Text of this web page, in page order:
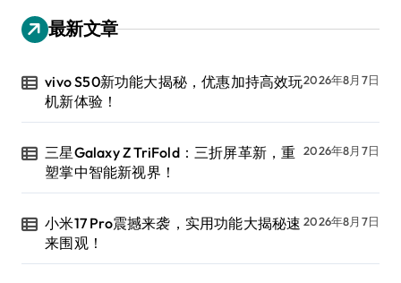
最新文章
vivo S50新功能大揭秘，优惠加持高效玩
机新体验！
2026年8月7日
三星Galaxy Z TriFold：三折屏革新，重
塑掌中智能新视界！
2026年8月7日
小米17 Pro震撼来袭，实用功能大揭秘速
来围观！
2026年8月7日